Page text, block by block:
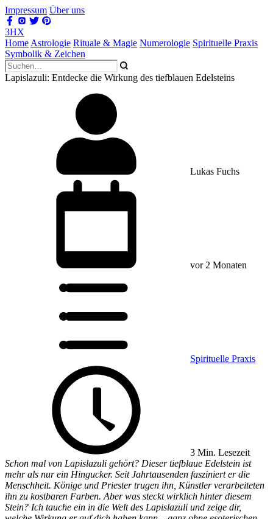
Impressum Über uns
3HX
Home Astrologie Rituale & Magie Numerologie Spirituelle Praxis
Symbolik & Zeichen
Lapislazuli: Entdecke die Wirkung des tiefblauen Edelsteins
Lukas Fuchs
vor 2 Monaten
Spirituelle Praxis
3 Min. Lesezeit
Schon mal von Lapislazuli gehört? Dieser tiefblaue Edelstein ist
mehr als nur ein Hingucker. Seit Jahrtausenden fasziniert er die
Menschheit. Könige und Priester trugen ihn, Künstler verarbeiteten
ihn zu kostbaren Farben. Aber was steckt wirklich hinter diesem
Stein? Ich tauche ein in die Welt des Lapislazuli und zeige dir,